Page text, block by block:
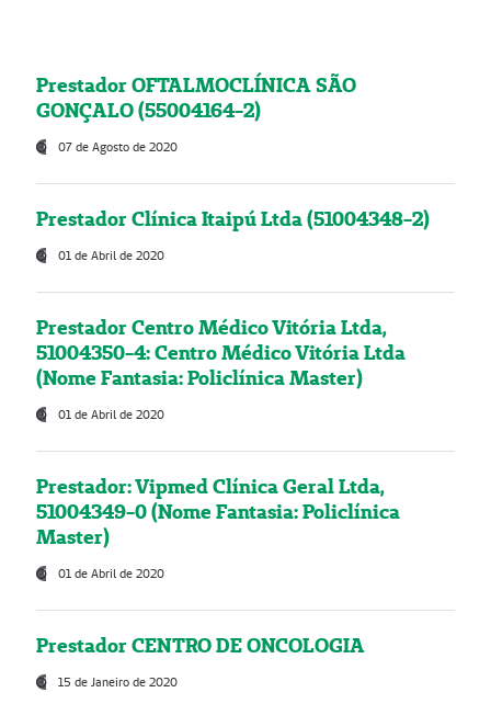
Prestador OFTALMOCLÍNICA SÃO
GONÇALO (55004164-2)
07 de Agosto de 2020
Prestador Clínica Itaipú Ltda (51004348-2)
01 de Abril de 2020
Prestador Centro Médico Vitória Ltda,
51004350-4: Centro Médico Vitória Ltda
(Nome Fantasia: Policlínica Master)
01 de Abril de 2020
Prestador: Vipmed Clínica Geral Ltda,
51004349-0 (Nome Fantasia: Policlínica
Master)
01 de Abril de 2020
Prestador CENTRO DE ONCOLOGIA
15 de Janeiro de 2020